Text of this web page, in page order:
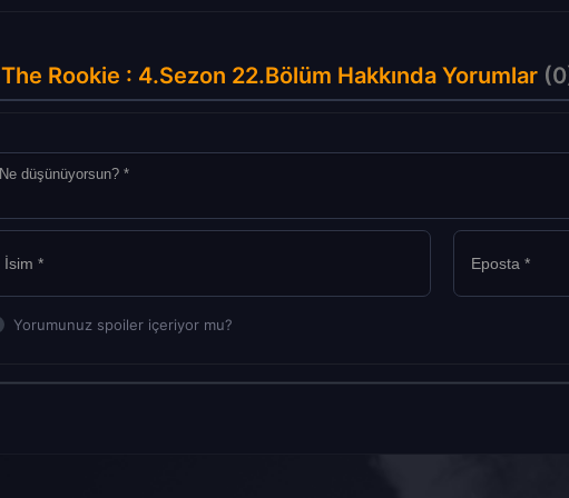
The Rookie : 4.Sezon 22.Bölüm Hakkında Yorumlar
Yorumunuz spoiler içeriyor mu?